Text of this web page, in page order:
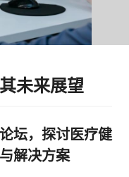
未来展望
坛，探讨医疗健
解决方案